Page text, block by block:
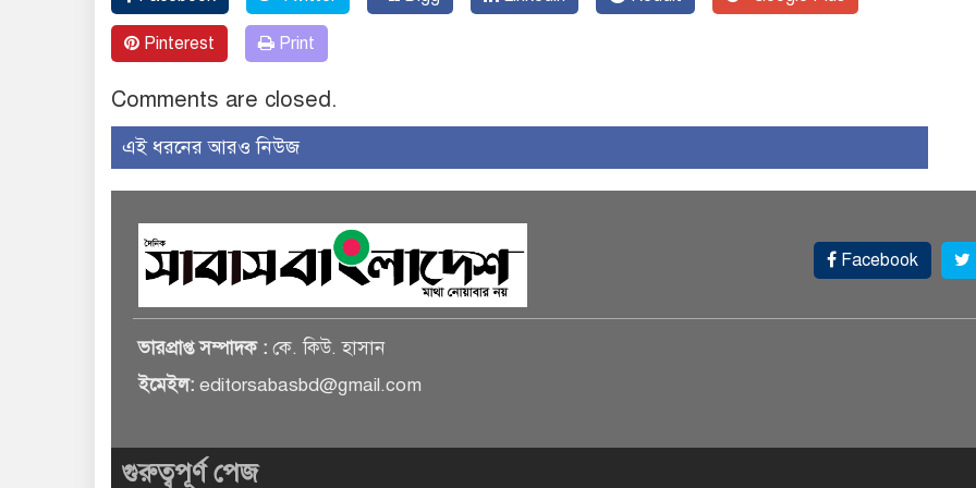
Pinterest Print
Comments are closed.
এই ধরনের আরও নিউজ
Facebook
ভারপ্রাপ্ত সম্পাদক : কে. কিউ. হাসান
ইমেইল: editorsabasbd@gmail.com
গুরুত্বপূর্ণ পেজ